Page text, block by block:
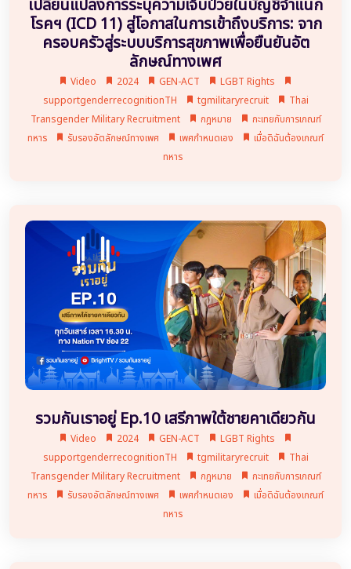
เปลี่ยนแปลงการระบุความเจ็บป่วยในบัญชีจำแนก
โรคฯ (ICD 11) สู่โอกาสในการเข้าถึงบริการ: จาก
ครอบครัวสู่ระบบบริการสุขภาพเพื่อยืนยันอัต
ลักษณ์ทางเพศ
Video 2024 GEN-ACT
LGBT Rights
supportgenderrecognitionTH
tgmilitaryrecruit
Thai
Transgender Military Recruitment
กฎหมาย
กะเทยกับการเกณฑ์
ทหาร
รับรองอัตลักษณ์ทางเพศ เพศกำหนดเอง
เมื่อดิฉันต้องเกณฑ์
ทหาร
รวมกันเราอยู่ Ep.10 เสรีภาพใต้ชายคาเดียวกัน
Video 2024 GEN-ACT
LGBT Rights
supportgenderrecognitionTH
tgmilitaryrecruit
Thai
Transgender Military Recruitment
กฎหมาย
กะเทยกับการเกณฑ์
ทหาร
รับรองอัตลักษณ์ทางเพศ เพศกำหนดเอง
เมื่อดิฉันต้องเกณฑ์
ทหาร